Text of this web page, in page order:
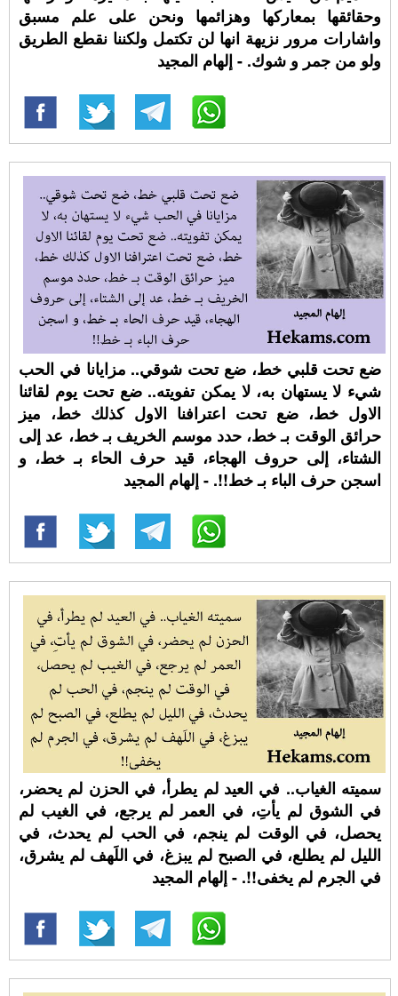
وحقائقها بمعاركها وهزائمها ونحن على علم مسبق
واشارات مرور نزيهة انها لن تكتمل ولكننا نقطع الطريق
ولو من جمر و شوك. - إلهام المجيد
ضع تحت قلبي خط، ضع تحت شوقي.. مزايانا في الحب
شيء لا يستهان به، لا يمكن تفويته.. ضع تحت يوم لقائنا
الاول خط، ضع تحت اعترافنا الاول كذلك خط، ميز
حرائق الوقت بـ خط، حدد موسم الخريف بـ خط، عد إلى
الشتاء، إلى حروف الهجاء، قيد حرف الحاء بـ خط، و
اسجن حرف الباء بـ خط!!. - إلهام المجيد
سميته الغياب.. في العيد لم يطرأ، في الحزن لم يحضر،
في الشوق لم يأتِ، في العمر لم يرجع، في الغيب لم
يحصل، في الوقت لم ينجم، في الحب لم يحدث، في
الليل لم يطلع، في الصبح لم يبزغ، في اللَهف لم يشرق،
في الجرم لم يخفى!!. - إلهام المجيد